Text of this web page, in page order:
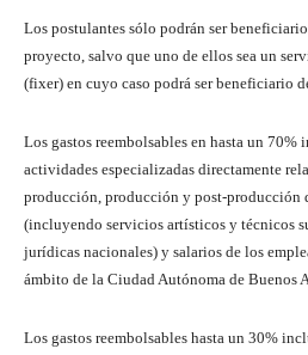
Los postulantes sólo podrán ser
proyecto, salvo que uno de ellos sea un
(fixer) en cuyo caso podrá ser beneficiario
Los gastos reembolsables en hasta un
actividades especializadas directamente
producción, producción y post-producción
(incluyendo servicios artísticos y técnicos
jurídicas nacionales) y salarios de los
ámbito de la Ciudad Autónoma de Buenos
Los gastos reembolsables hasta un 30%